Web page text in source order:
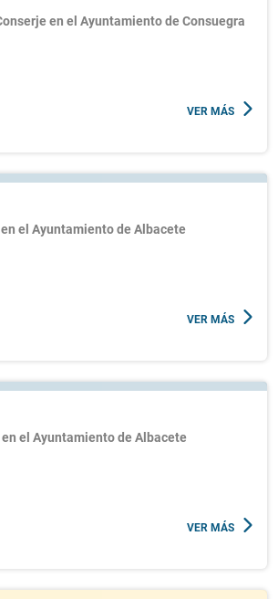
en el Ayuntamiento de Consuegra
VER MÁS
el Ayuntamiento de Albacete
VER MÁS
el Ayuntamiento de Albacete
VER MÁS